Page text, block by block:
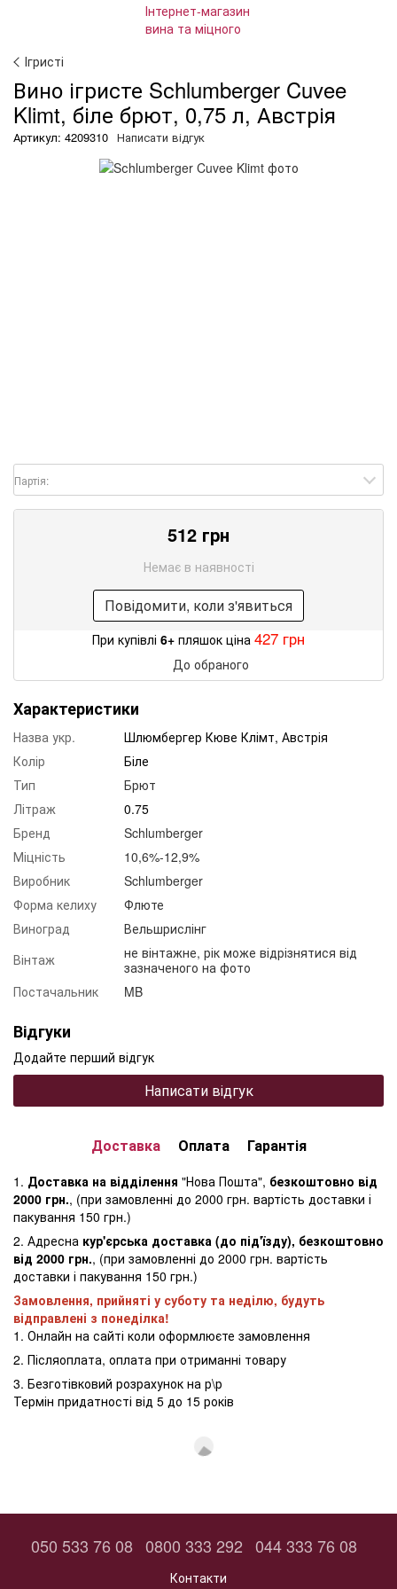
Ігристі
Вино ігристе Sсhlumberger Cuvee
Klimt, біле брют, 0,75 л, Австрія
Артикул: 4209310 Написати відгук
Партія:
512 грн
Немає в наявності
Повідомити, коли з'явиться
При купівлі 6+ пляшок ціна 427 грн
До обраного
Характеристики
Назва укр.
Шлюмбергер Кюве Клімт, Австрія
Колір
Біле
Тип
Брют
Літраж
0.75
Бренд
Schlumberger
Міцність
10,6%-12,9%
Виробник
Schlumberger
Форма келиху
Флюте
Виноград
Вельшрислінг
Вінтаж
не вінтажне, рік може відрізнятися від
зазначеного на фото
Постачальник
MB
Відгуки
Додайте перший відгук
Написати відгук
Доставка Оплата Гарантія
1. Доставка на відділення "Нова Пошта", безкоштовно від
2000 грн., (при замовленні до 2000 грн. вартість доставки і
пакування 150 грн.)
2. Адресна кур'єрська доставка (до під'їзду), безкоштовно
від 2000 грн., (при замовленні до 2000 грн. вартість
доставки і пакування 150 грн.)
Замовлення, прийняті у суботу та неділю, будуть
відправлені з понеділка!
1. Онлайн на сайті коли оформлюєте замовлення
2. Післяоплата, оплата при отриманні товару
3. Безготівковий розрахунок на р\р
Термін придатності від 5 до 15 років
050 533 76 08 0800 333 292 044 333 76 08
Контакти